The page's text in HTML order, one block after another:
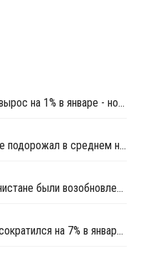
Украинский импорт полипропилена вырос на 1% в январе - ноябре
Европейский полипропилен в ноябре подорожал в среднем на EUR100 за тонну для стран СНГ
Спустя почти три месяца в Туркменистане были возобновлены экспортные продажи полипропилена
Украинский импорт полипропилена сократился на 7% в январе - августе